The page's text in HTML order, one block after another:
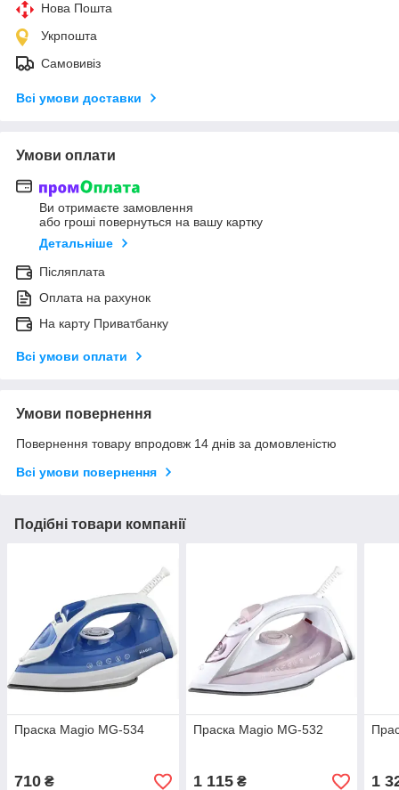
Нова Пошта
Укрпошта
Самовивіз
Всі умови доставки
Умови оплати
Ви отримаєте замовлення
або гроші повернуться на вашу картку
Детальніше
Післяплата
Оплата на рахунок
На карту Приватбанку
Всі умови оплати
Умови повернення
Повернення товару впродовж 14 днів за домовленістю
Всі умови повернення
Подібні товари компанії
Праска Magio MG-534
710 ₴
Праска Magio MG-532
1 115₴ 1